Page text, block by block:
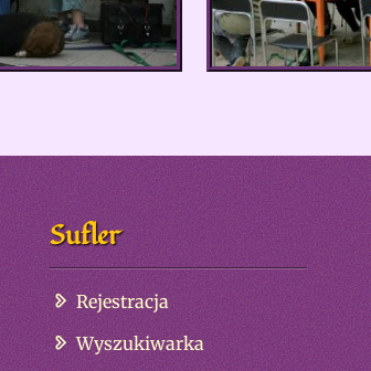
Sufler
Rejestracja
Wyszukiwarka